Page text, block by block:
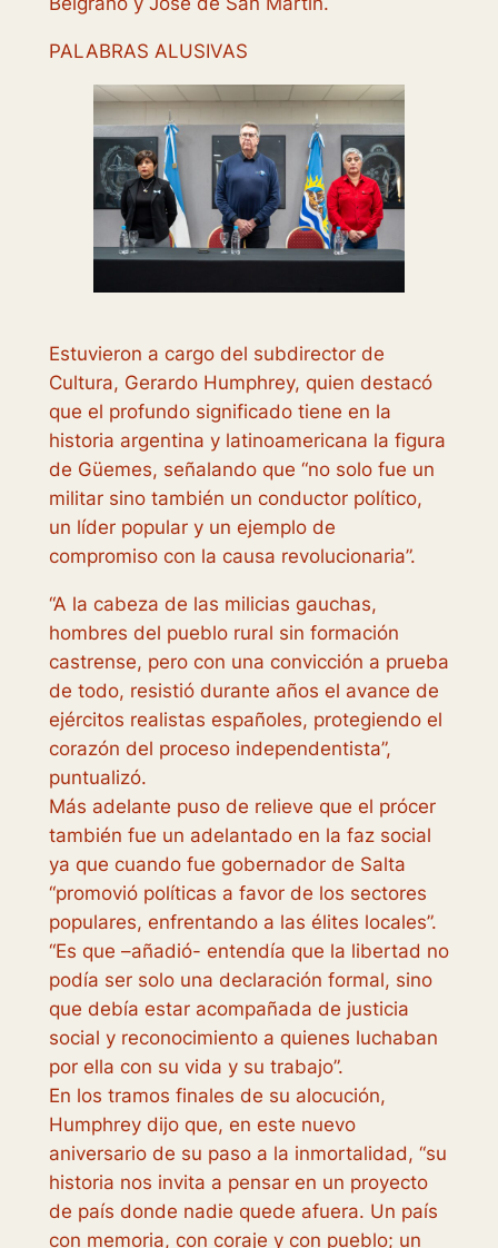
PALABRAS ALUSIVAS
Estuvieron a cargo del subdirector de
Cultura, Gerardo Humphrey, quien destacó
que el profundo significado tiene en la
historia argentina y latinoamericana la figura
de Güemes, señalando que “no solo fue un
militar sino también un conductor político,
un líder popular y un ejemplo de
compromiso con la causa revolucionaria”.
“A la cabeza de las milicias gauchas,
hombres del pueblo rural sin formación
castrense, pero con una convicción a prueba
de todo, resistió durante años el avance de
ejércitos realistas españoles, protegiendo el
corazón del proceso independentista”,
puntualizó.
Más adelante puso de relieve que el prócer
también fue un adelantado en la faz social
ya que cuando fue gobernador de Salta
“promovió políticas a favor de los sectores
populares, enfrentando a las élites locales”.
“Es que –añadió- entendía que la libertad no
podía ser solo una declaración formal, sino
que debía estar acompañada de justicia
social y reconocimiento a quienes luchaban
por ella con su vida y su trabajo”.
En los tramos finales de su alocución,
Humphrey dijo que, en este nuevo
aniversario de su paso a la inmortalidad, “su
historia nos invita a pensar en un proyecto
de país donde nadie quede afuera. Un país
con memoria, con coraje y con pueblo; un